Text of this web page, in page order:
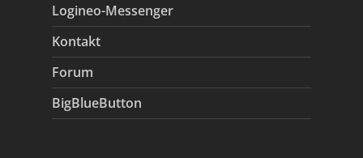
Logineo-Messenger
Kontakt
Forum
BigBlueButton